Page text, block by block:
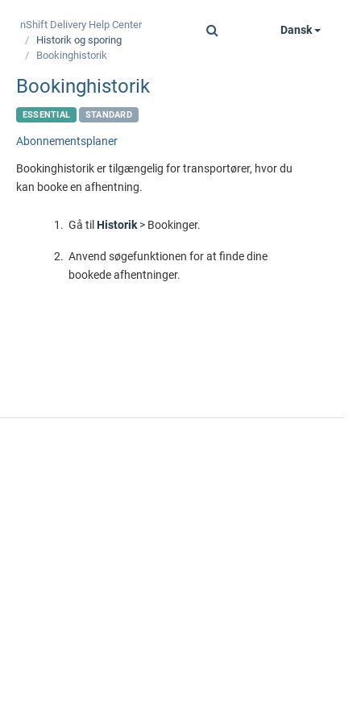
Dansk
nShift Delivery Help Center
Historik og sporing
Bookinghistorik
Bookinghistorik
ESSENTIAL STANDARD
Abonnementsplaner
Bookinghistorik er tilgængelig for transportører, hvor du
kan booke en afhentning.
Gå tilHistorik > Bookinger.
Anvend søgefunktionen for at finde dine
bookede afhentninger.